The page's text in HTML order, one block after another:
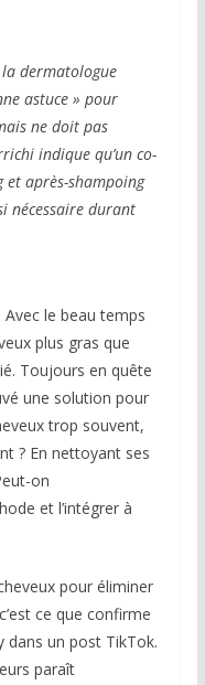
la dermatologue
astuce » pour
ne doit pas
indique qu’un co-
et après-shampoing
nécessaire durant
le beau temps
plus gras que
Toujours en quête
une solution pour
trop souvent,
? En nettoyant ses
on
et l’intégrer à
pour éliminer
ce que confirme
dans un post TikTok.
paraît